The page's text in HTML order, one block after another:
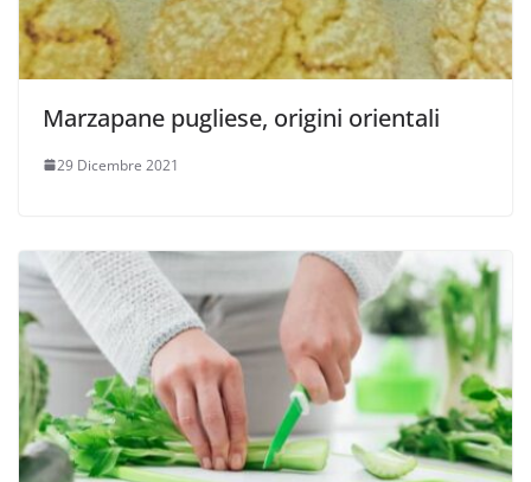
Marzapane pugliese, origini orientali
29 Dicembre 2021